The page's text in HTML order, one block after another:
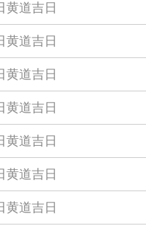
黄道吉日
黄道吉日
黄道吉日
黄道吉日
黄道吉日
黄道吉日
黄道吉日